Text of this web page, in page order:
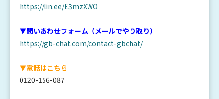
https://lin.ee/E3mzXWO
▼問いあわせフォーム（メールでやり取り）
https://gb-chat.com/contact-gbchat/
▼電話はこちら
0120-156-087